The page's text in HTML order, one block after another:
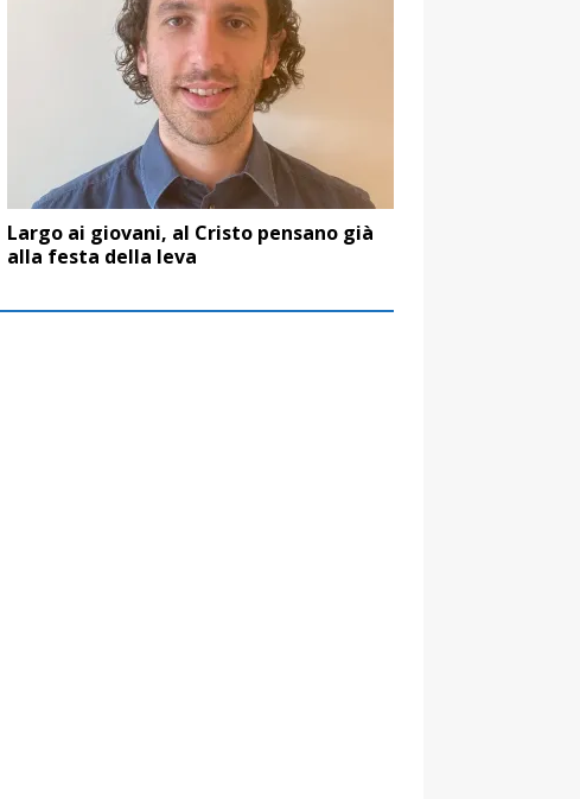
Largo ai giovani, al Cristo pensano già
alla festa della leva